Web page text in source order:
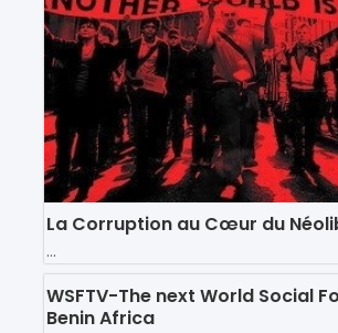
La Corruption au Cœur du
...
WSFTV-The next World Social
Benin Africa